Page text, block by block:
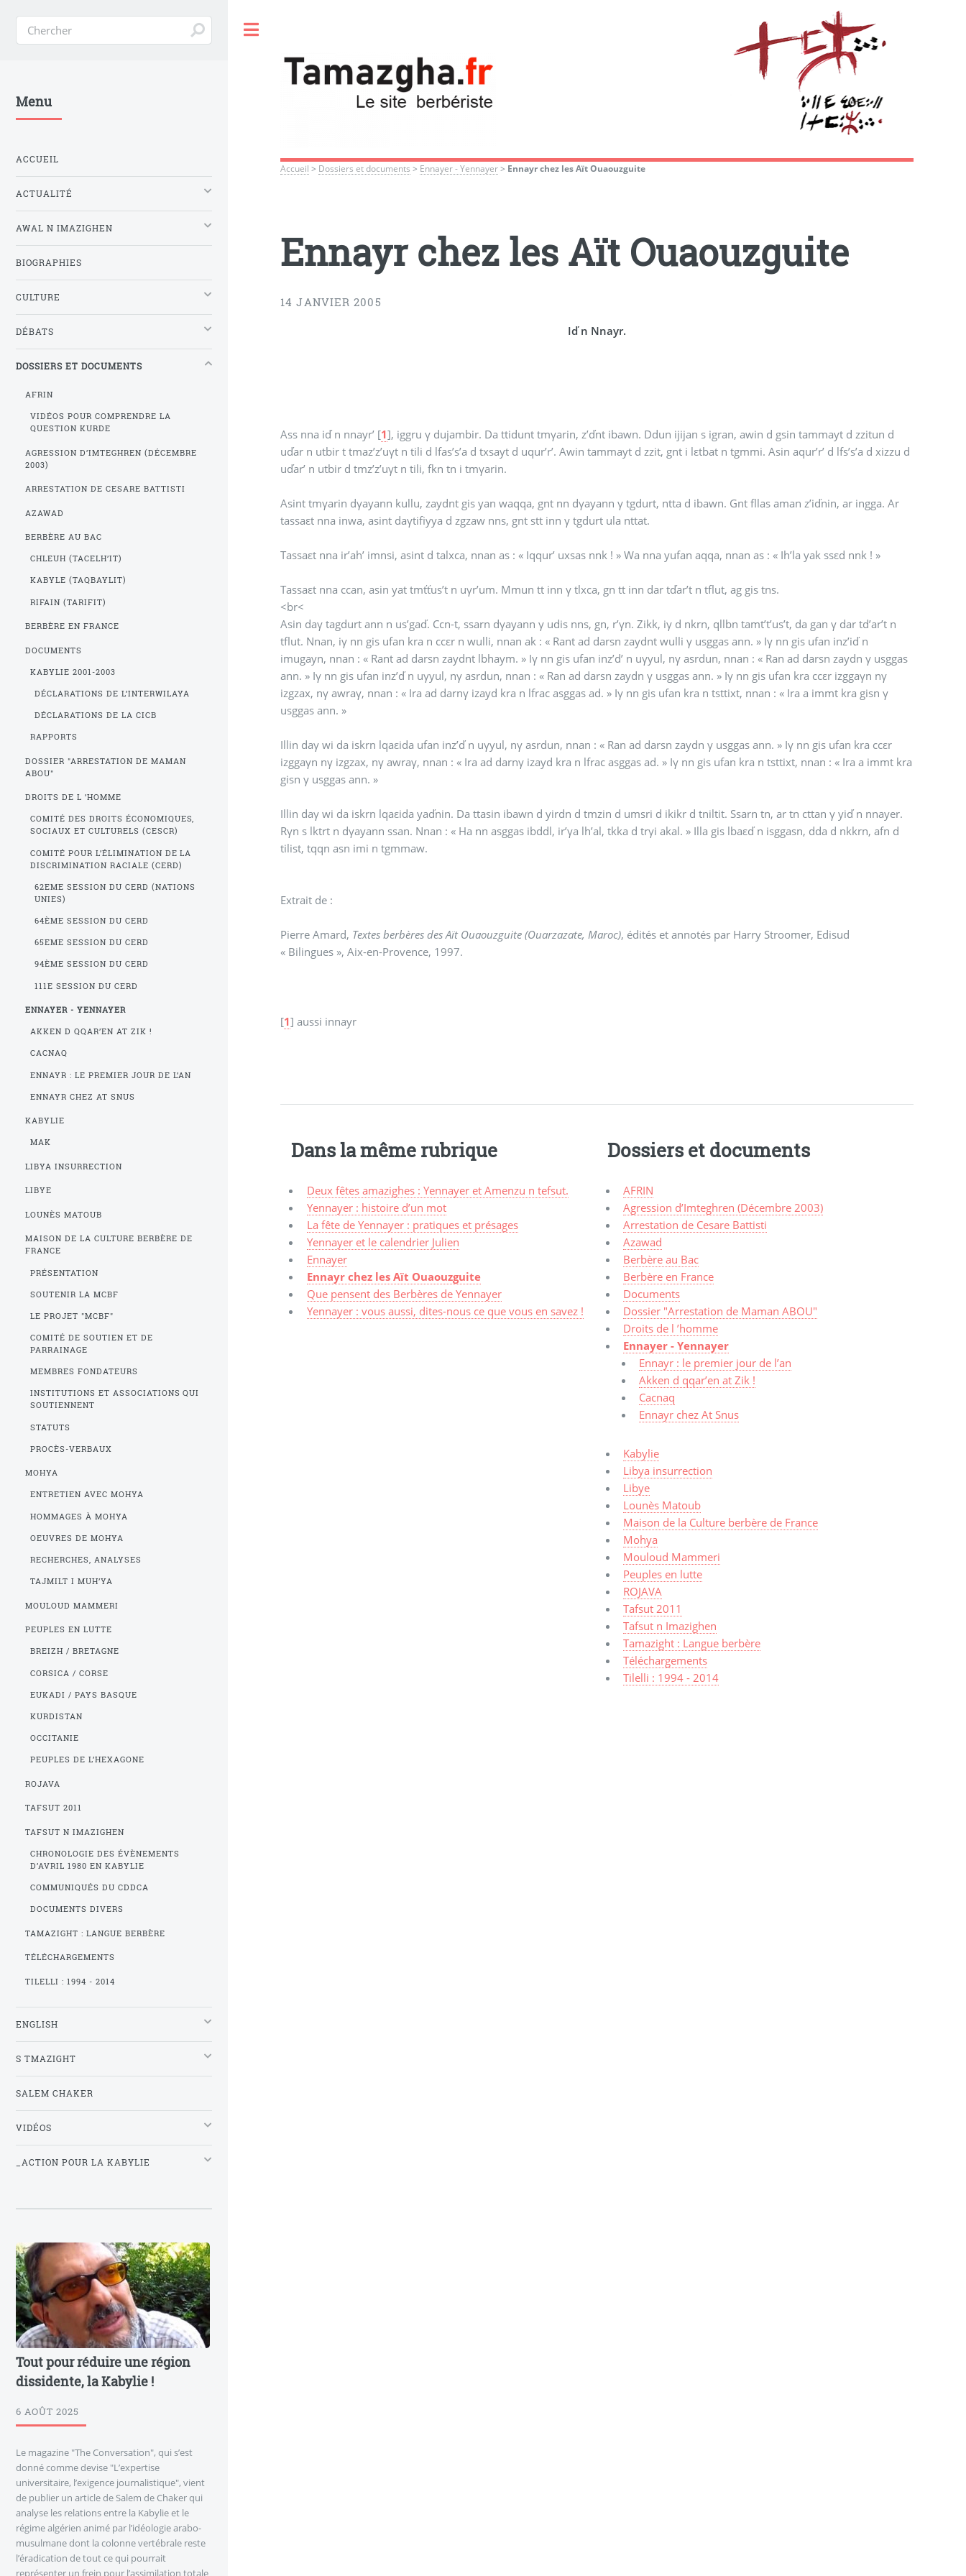
Accueil > Dossiers et documents > Ennayer - Yennayer> Ennayr chez les Aït Ouaouzguite
Ennayr chez les Aït Ouaouzguite
14 JANVIER 2005
Iď n Nnayr.
Ass nna iď n nnayr’ [1], iggru γ dujambir. Da ttidunt tmγarin, z’ďnt ibawn. Ddun ijijan s igran, awin d gsin tammayt d zzitun d
uďar n utbir t tmaz’z’uγt n tili d lfas’s’a d txsayt d uqur’r’. Awin tammayt d zzit, gnt i lεtbat n tgmmi. Asin aqur’r’ d lfs’s’a d xizzu d
uďar’ n utbir d tmz’z’uγt n tili, fkn tn i tmγarin.
Asint tmγarin dγayann kullu, zaydnt gis yan waqqa, gnt nn dγayann γ tgdurt, ntta d ibawn. Gnt fllas aman z’iďnin, ar ingga. Ar
tassaεt nna inwa, asint daγtifiyya d zgzaw nns, gnt stt inn γ tgdurt ula nttat.
Tassaεt nna ir’ah’ imnsi, asint d talxca, nnan as : « Iqqur’ uxsas nnk ! » Wa nna yufan aqqa, nnan as : « Ih’la yak ssεd nnk ! »
Tassaεt nna ccan, asin yat tmťťus’t n uγr’um. Mmun tt inn γ tlxca, gn tt inn dar tďar’t n tflut, ag gis tns.
<br<
Asin daγ tagdurt ann n us’gaď. Ccn-t, ssarn dγayann γ udis nns, gn, r’γn. Zikk, iγ d nkrn, qllbn tamt’t’us’t, da gan γ dar td’ar’t n
tflut. Nnan, iγ nn gis ufan kra n ccεr n wulli, nnan ak : « Rant ad darsn zaydnt wulli γ usggas ann. » Iγ nn gis ufan inz’iď n
imugayn, nnan : « Rant ad darsn zaydnt lbhaym. » Iγ nn gis ufan inz’d’ n uγyul, nγ asrdun, nnan : « Ran ad darsn zaydn γ usggas
ann. » Iγ nn gis ufan inz’ď n uγyul, nγ asrdun, nnan : « Ran ad darsn zaydn γ usggas ann. » Iγ nn gis ufan kra ccεr izggaγn nγ
izgzax, nγ awraγ, nnan : « Ira ad darnγ izayd kra n lfrac asggas ad. » Iγ nn gis ufan kra n tsttixt, nnan : « Ira a immt kra gisn γ
usggas ann. »
Illin daγ wi da iskrn lqaεida ufan inz’ď n uγyul, nγ asrdun, nnan : « Ran ad darsn zaydn γ usggas ann. » Iγ nn gis ufan kra ccεr
izggaγn nγ izgzax, nγ awraγ, nnan : « Ira ad darnγ izayd kra n lfrac asggas ad. » Iγ nn gis ufan kra n tsttixt, nnan : « Ira a immt kra
gisn γ usggas ann. »
Illin daγ wi da iskrn lqaεida yaďnin. Da ttasin ibawn d yirdn d tmzin d umsri d ikikr d tniltit. Ssarn tn, ar tn cttan γ yiď n nnayer.
Rγn s lktrt n dγayann ssan. Nnan : « Ha nn asggas ibddl, ir’γa lh’al, tkka d trγi akal. » Illa gis lbaεď n isggasn, dda d nkkrn, afn d
tilist, tqqn asn imi n tgmmaw.
Extrait de :
Pierre Amard, Textes berbères des Aït Ouaouzguite (Ouarzazate, Maroc), édités et annotés par Harry Stroomer, Edisud
« Bilingues », Aix-en-Provence, 1997.
[1]aussi innayr
Dans la même rubrique
Deux fêtes amazighes : Yennayer et Amenzu n tefsut.
Yennayer : histoire d’un mot
La fête de Yennayer : pratiques et présages
Yennayer et le calendrier Julien
Ennayer
Ennayr chez les Aït Ouaouzguite
Que pensent des Berbères de Yennayer
Yennayer : vous aussi, dites-nous ce que vous en savez !
Dossiers et documents
AFRIN
Agression d’Imteghren (Décembre 2003)
Arrestation de Cesare Battisti
Azawad
Berbère au Bac
Berbère en France
Documents
Dossier "Arrestation de Maman ABOU"
Droits de l ’homme
Ennayer - Yennayer
Ennayr : le premier jour de l’an
Akken d qqar’en at Zik !
Cacnaq
Ennayr chez At Snus
Kabylie
Libya insurrection
Libye
Lounès Matoub
Maison de la Culture berbère de France
Mohya
Mouloud Mammeri
Peuples en lutte
ROJAVA
Tafsut 2011
Tafsut n Imazighen
Tamazight : Langue berbère
Téléchargements
Tilelli : 1994 - 2014
Menu
ACCUEIL
ACTUALITÉ
AWAL N IMAZIGHEN
BIOGRAPHIES
CULTURE
DÉBATS
DOSSIERS ET DOCUMENTS
AFRIN
VIDÉOS POUR COMPRENDRE LA
QUESTION KURDE
AGRESSION D’IMTEGHREN (DÉCEMBRE
2003)
ARRESTATION DE CESARE BATTISTI
AZAWAD
BERBÈRE AU BAC
CHLEUH (TACELH’IT)
KABYLE (TAQBAYLIT)
RIFAIN (TARIFIT)
BERBÈRE EN FRANCE
DOCUMENTS
KABYLIE 2001-2003
DÉCLARATIONS DE L’INTERWILAYA
DÉCLARATIONS DE LA CICB
RAPPORTS
DOSSIER "ARRESTATION DE MAMAN
ABOU"
DROITS DE L ’HOMME
COMITÉ DES DROITS ÉCONOMIQUES,
SOCIAUX ET CULTURELS (CESCR)
COMITÉ POUR L’ÉLIMINATION DE LA
DISCRIMINATION RACIALE (CERD)
62EME SESSION DU CERD (NATIONS
UNIES)
64ÈME SESSION DU CERD
65EME SESSION DU CERD
94ÈME SESSION DU CERD
111E SESSION DU CERD
ENNAYER - YENNAYER
AKKEN D QQAR’EN AT ZIK !
CACNAQ
ENNAYR : LE PREMIER JOUR DE L’AN
ENNAYR CHEZ AT SNUS
KABYLIE
MAK
LIBYA INSURRECTION
LIBYE
LOUNÈS MATOUB
MAISON DE LA CULTURE BERBÈRE DE
FRANCE
PRÉSENTATION
SOUTENIR LA MCBF
LE PROJET "MCBF"
COMITÉ DE SOUTIEN ET DE
PARRAINAGE
MEMBRES FONDATEURS
INSTITUTIONS ET ASSOCIATIONS QUI
SOUTIENNENT
STATUTS
PROCÈS-VERBAUX
MOHYA
ENTRETIEN AVEC MOHYA
HOMMAGES À MOHYA
OEUVRES DE MOHYA
RECHERCHES, ANALYSES
TAJMILT I MUH’YA
MOULOUD MAMMERI
PEUPLES EN LUTTE
BREIZH / BRETAGNE
CORSICA / CORSE
EUKADI / PAYS BASQUE
KURDISTAN
OCCITANIE
PEUPLES DE L’HEXAGONE
ROJAVA
TAFSUT 2011
TAFSUT N IMAZIGHEN
CHRONOLOGIE DES ÉVÈNEMENTS
D’AVRIL 1980 EN KABYLIE
COMMUNIQUÉS DU CDDCA
DOCUMENTS DIVERS
TAMAZIGHT : LANGUE BERBÈRE
TÉLÉCHARGEMENTS
TILELLI : 1994 - 2014
ENGLISH
S TMAZIGHT
SALEM CHAKER
VIDÉOS
_ACTION POUR LA KABYLIE
Tout pour réduire une région
dissidente, la Kabylie !
6 AOÛT 2025
Le magazine "The Conversation", qui s’est
donné comme devise "L’expertise
universitaire, l’exigence journalistique", vient
de publier un article de Salem de Chaker qui
analyse les relations entre la Kabylie et le
régime algérien animé par l’idéologie arabo-
musulmane dont la colonne vertébrale reste
l’éradication de tout ce qui pourrait
représenter un frein pour l’assimilation totale